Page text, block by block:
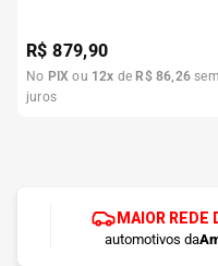
R$879,90
No PIX ou 12x de R$ 86,26 sem
juros
MAIOR REDE
automotivos da